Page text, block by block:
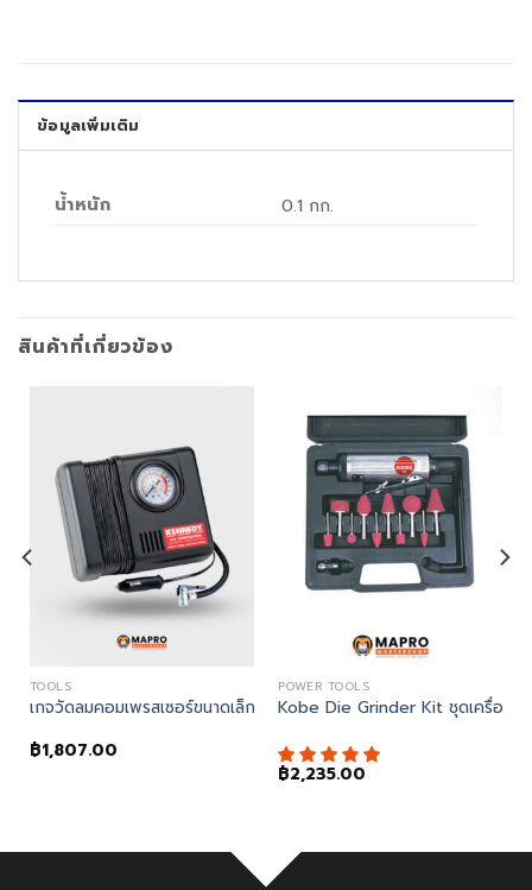
ข้อมูลเพิ่มเติม
น้ำหนัก 0.1 กก.
สินค้าที่เกี่ยวข้อง
TOOLS
เกจวัดลมคอมเพรสเซอร์ขนาดเล็ก(MINI AIR COMPRESSOR 300PSI
฿1,807.00
POWER TOOLS
Kobe Die Grinder Kit ชุดเครื่องเ
฿2,235.00